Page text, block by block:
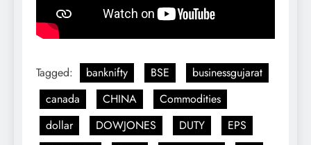
Tagged: banknifty BSE
businessgujarat
canada
CHINA
Commodities
dollar
DOWJONES DUTY
EPS